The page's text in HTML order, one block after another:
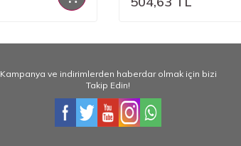
Kampanya ve indirimlerden haberdar olmak için bizi
Takip Edin!